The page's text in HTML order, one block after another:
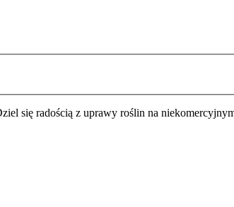
się radością z uprawy roślin na